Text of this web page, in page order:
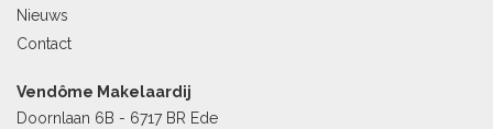
Nieuws
Contact
Vendôme Makelaardij
Doornlaan 6B - 6717 BR Ede